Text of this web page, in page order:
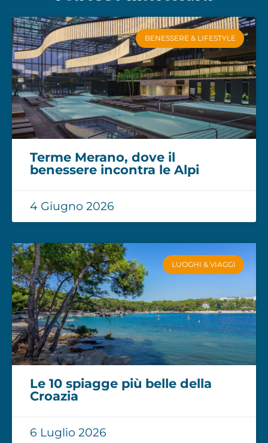
BENESSERE & LIFESTYLE
Terme Merano, dove il
benessere incontra le Alpi
4 Giugno 2026
LUOGHI & VIAGGI
Le 10 spiagge più belle della
Croazia
6 Luglio 2026